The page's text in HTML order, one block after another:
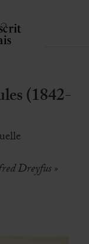
(1842-
Dreyfus »